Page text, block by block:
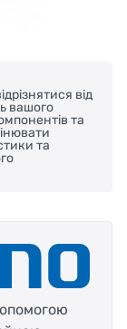
від
вашого
та
та